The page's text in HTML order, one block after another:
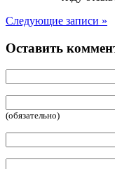
Следующие записи »
Оставить
(обязательно)